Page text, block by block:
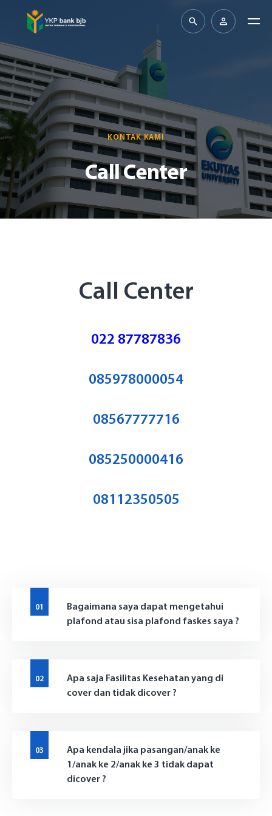
Visi Misi YKP bank bjb
Layanan Kesehatan
Balai Pengobatan/ Klinik Kesehatan
Layanan Sosial
KONTAK KAMI
Call Center
Call Center
022 87787836
085978000054
08567777716
085250000416
08112350505
Bagaimana saya dapat mengetahui
plafond atau sisa plafond faskes saya ?
Apa saja Fasilitas Kesehatan yang di
cover dan tidak dicover ?
Apa kendala jika pasangan/anak ke
1/anak ke 2/anak ke 3 tidak dapat
dicover ?